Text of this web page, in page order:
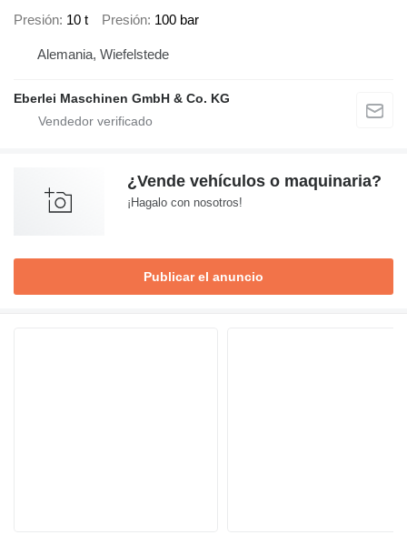
Presión 10 t Presión 100 bar
Alemania, Wiefelstede
Eberlei Maschinen GmbH & Co. KG
¿Vende vehículos o maquinaria?
¡Hagalo con nosotros!
Publicar el anuncio